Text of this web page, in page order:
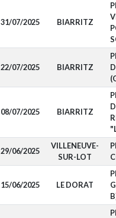
31/07/2025 BIARRITZ
22/07/2025 BIARRITZ
08/07/2025 BIARRITZ
29/06/2025
VILLENEUVE-
SUR-LOT
15/06/2025 LE DORAT